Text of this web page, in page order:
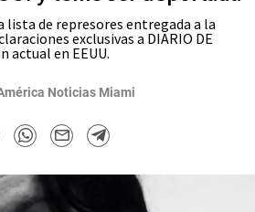
lista de represores entregada a la
exclusivas a DIARIO DE
actual en EEUU.
Noticias Miami